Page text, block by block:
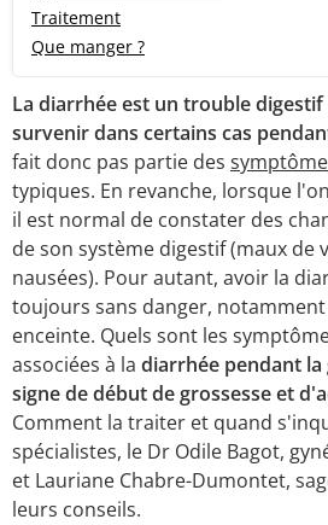
Traitement
Que manger ?
La diarrhée est un trouble
survenir dans certains cas
fait donc pas partie des
typiques. En revanche, lorsque
il est normal de constater des
de son système digestif (maux de
nausées). Pour autant, avoir la
toujours sans danger,
enceinte. Quels sont les
associées à la diarrhée pendant la
signe de début de grossesse et
Comment la traiter et quand
spécialistes, le Dr Odile Bagot,
et Lauriane Chabre-Dumontet,
leurs conseils.